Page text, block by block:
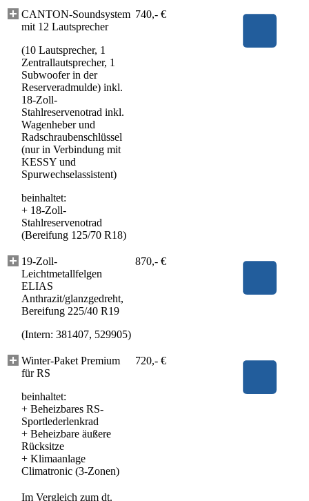
CANTON-Soundsystem
mit 12 Lautsprecher
(10 Lautsprecher, 1
Zentrallautsprecher, 1
Subwoofer in der
Reserveradmulde) inkl.
18-Zoll-
Stahlreservenotrad inkl.
Wagenheber und
Radschraubenschlüssel
(nur in Verbindung mit
KESSY und
Spurwechselassistent)
beinhaltet:
+ 18-Zoll-
Stahlreservenotrad
(Bereifung 125/70 R18)
740,- €
19-Zoll-
Leichtmetallfelgen
ELIAS
Anthrazit/glanzgedreht,
Bereifung 225/40 R19
(Intern: 381407, 529905)
870,- €
Winter-Paket Premium
für RS
beinhaltet:
+ Beheizbares RS-
Sportlederlenkrad
+ Beheizbare äußere
Rücksitze
+ Klimaanlage
Climatronic (3-Zonen)
720,- €
Im Vergleich zum dt.